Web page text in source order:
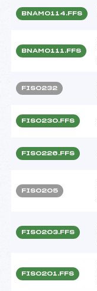
BNAM0114.FFS
BNAM0111.FFS
FIS0232
FIS0230.FFS
FIS0226.FFS
FIS0205
FIS0203.FFS
FIS0201.FFS